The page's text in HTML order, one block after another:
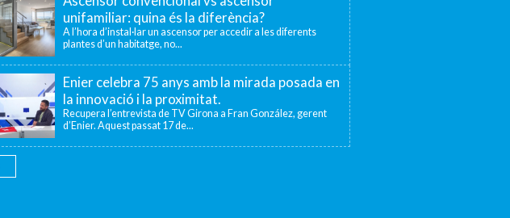
unifamiliar: quina és la diferència?
A l’hora d’instal·lar un ascensor per accedir a les diferents
plantes d’un habitatge, no...
Enier celebra 75 anys amb la mirada posada en
la innovació i la proximitat.
Recupera l’entrevista de TV Girona a Fran González, gerent
d’Enier. Aquest passat 17 de...